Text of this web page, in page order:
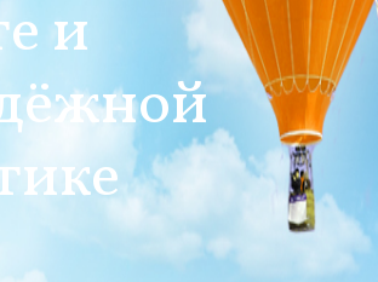
и